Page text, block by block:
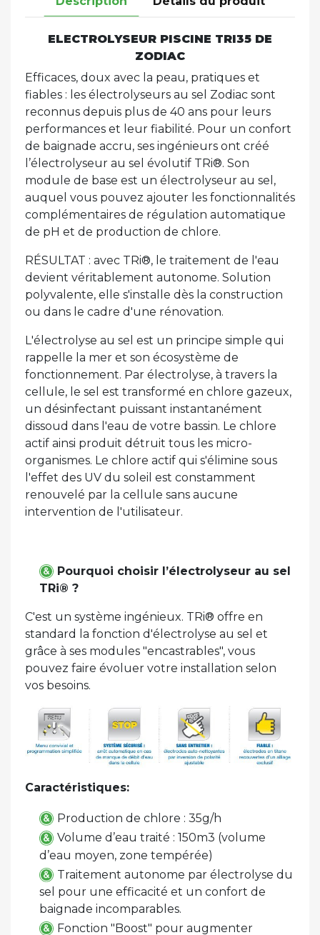
ELECTROLYSEUR PISCINE TRI35 DE
ZODIAC
Efficaces, doux avec la peau, pratiques et
fiables : les électrolyseurs au sel Zodiac sont
reconnus depuis plus de 40 ans pour leurs
performances et leur fiabilité. Pour un confort
de baignade accru, ses ingénieurs ont créé
l’électrolyseur au sel évolutif TRi®. Son
module de base est un électrolyseur au sel,
auquel vous pouvez ajouter les fonctionnalités
complémentaires de régulation automatique
de pH et de production de chlore.
RÉSULTAT : avec TRi®, le traitement de l'eau
devient véritablement autonome. Solution
polyvalente, elle s'installe dès la construction
ou dans le cadre d'une rénovation.
L'électrolyse au sel est un principe simple qui
rappelle la mer et son écosystème de
fonctionnement. Par électrolyse, à travers la
cellule, le sel est transformé en chlore gazeux,
un désinfectant puissant instantanément
dissoud dans l'eau de votre bassin. Le chlore
actif ainsi produit détruit tous les micro-
organismes. Le chlore actif qui s'élimine sous
l'effet des UV du soleil est constamment
renouvelé par la cellule sans aucune
intervention de l'utilisateur.
Pourquoi choisir l’électrolyseur au sel
TRi® ?
C'est un système ingénieux. TRi® offre en
standard la fonction d'électrolyse au sel et
grâce à ses modules "encastrables", vous
pouvez faire évoluer votre installation selon
vos besoins.
Caractéristiques:
Production de chlore : 35g/h
Volume d’eau traité : 150m3 (volume
d’eau moyen, zone tempérée)
Traitement autonome par électrolyse du
sel pour une efficacité et un confort de
baignade incomparables.
Fonction "Boost" pour augmenter